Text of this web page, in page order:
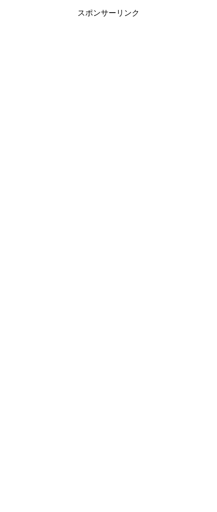
スポンサーリンク